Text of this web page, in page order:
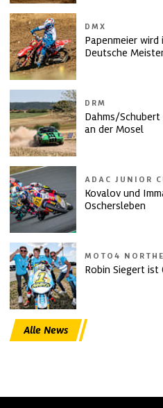
DMX
Papenmeier
Deutsche
DRM
Dahms/
an der Mosel
ADAC JUNIOR
Kovalov und
Oschersleben
MOTO4
Robin Siegert ist
Alle News